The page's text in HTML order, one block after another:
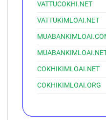
VATTUCOKHI.NET
VATTUKIMLOAI.NET
COKHIKIMLOAI.NET
COKHIKIMLOAI.ORG